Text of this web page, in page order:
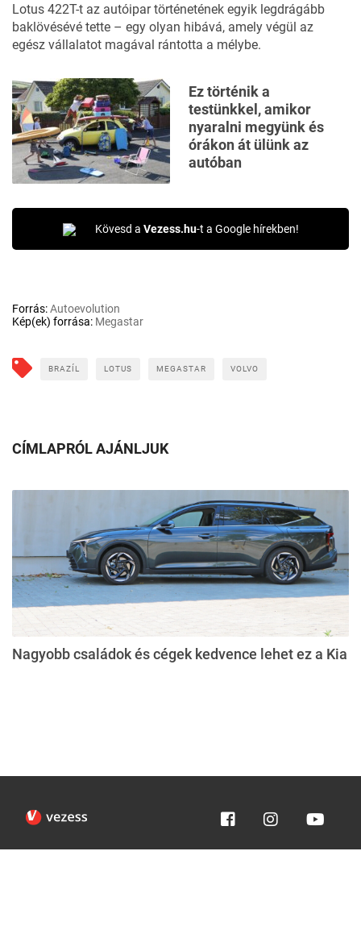
Lotus 422T-t az autóipar történetének egyik legdrágább
baklövésévé tette – egy olyan hibává, amely végül az
egész vállalatot magával rántotta a mélybe.
Ez történik a
testünkkel, amikor
nyaralni megyünk és
órákon át ülünk az
autóban
Kövesd a Vezess.hu-t a Google hírekben!
Forrás:Autoevolution
Kép(ek) forrása: Megastar
BRAZÍL LOTUS MEGASTAR VOLVO
CÍMLAPRÓL AJÁNLJUK
Nagyobb családok és cégek kedvence lehet ez a Kia